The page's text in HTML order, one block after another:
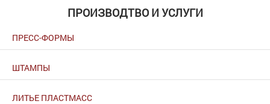
ПРОИЗВОДТВО И УСЛУГИ
ПРЕСС-ФОРМЫ
ШТАМПЫ
ЛИТЬЕ ПЛАСТМАСС